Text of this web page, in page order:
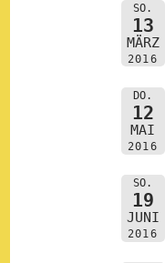
SO.
13
MÄRZ
2016
DO.
12
MAI
2016
SO.
19
JUNI
2016